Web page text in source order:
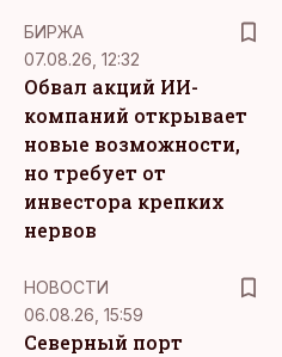
БИРЖА
07.08.26, 12:32
Обвал акций ИИ-
компаний открывает
новые возможности,
но требует от
инвестора крепких
нервов
НОВОСТИ
06.08.26, 15:59
Северный порт